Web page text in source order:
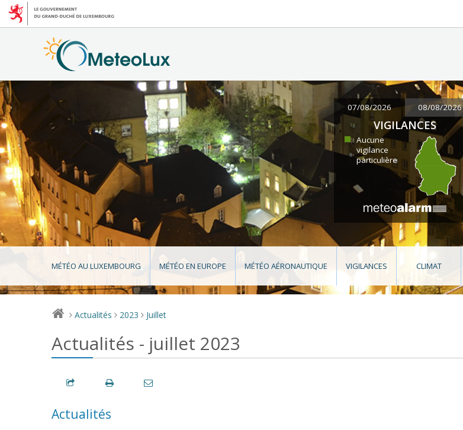
07/08/2026 08/08/2026
VIGILANCES
Aucune
vigilance
particulière
MÉTÉO AU LUXEMBOURG MÉTÉO EN EUROPE MÉTÉO AÉRONAUTIQUE VIGILANCES CLIMAT
> Actualités > 2023 > Juillet
Actualités - juillet 2023
Actualités